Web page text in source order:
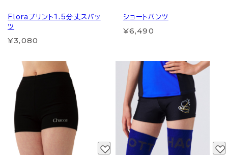
Floraプリント1.5分丈スパッ
ツ
¥3,080
ショートパンツ
¥6,490